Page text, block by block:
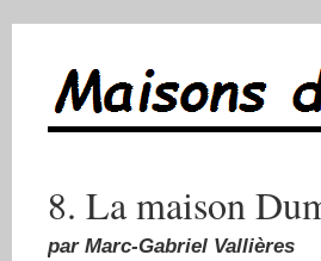
8. La maison
par Marc-Gabriel Vallières